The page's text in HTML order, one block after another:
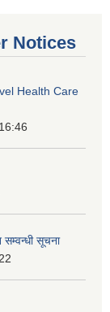
Notices
Health Care
सम्वन्धी सूचना